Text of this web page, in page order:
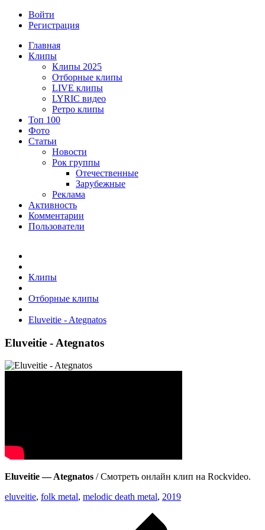
Войти
Регистрация
Главная
Клипы
Клипы 2025
Отборные клипы
LIVE клипы
LYRIC видео
Ретро клипы
Топ 100
Фото
Статьи
Новости
Рок группы
Отечественные
Зарубежные
Реклама
Активность
Комментарии
Пользователи
Клипы
Отборные клипы
Eluveitie - Ategnatos
Eluveitie - Ategnatos
Eluveitie — Ategnatos / Смотреть онлайн клип на Rockvideo.
eluveitie, folk metal, melodic death metal, 2019